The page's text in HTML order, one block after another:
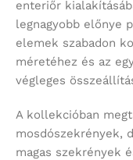
enteriőr
legnagyobb előnye
elemek szabadon
méretéhez és az
végleges
A kollekcióban
mosdószekrények,
magas szekrények